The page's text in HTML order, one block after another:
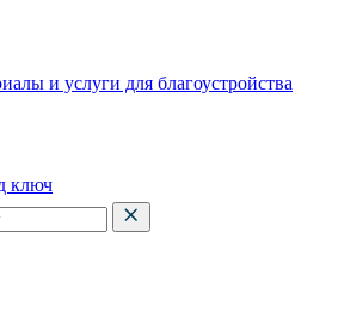
и услуги для благоустройства
ключ